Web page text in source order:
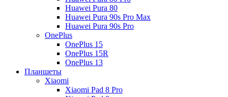
Huawei Pura 80
Huawei Pura 90s Pro Max
Huawei Pura 90s Pro
OnePlus
OnePlus 15
OnePlus 15R
OnePlus 13
Планшеты
Xiaomi
Xiaomi Pad 8 Pro